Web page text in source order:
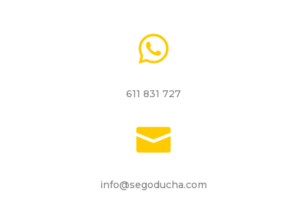

611 831 727

info@segoducha.com